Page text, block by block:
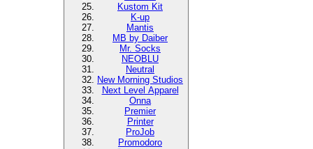
Kustom Kit
K-up
Mantis
MB by Daiber
Mr. Socks
NEOBLU
Neutral
New Morning Studios
Next Level Apparel
Onna
Premier
Printer
ProJob
Promodoro